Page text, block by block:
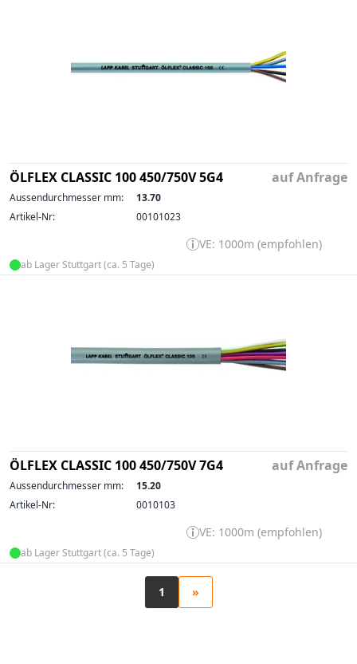
ÖLFLEX CLASSIC 100 450/750V 5G4 auf Anfrage
Aussendurchmesser mm:
13.70
Artikel-Nr:
00101023
VE: 1000m (empfohlen)
ab Lager Stuttgart (ca. 5 Tage)
ÖLFLEX CLASSIC 100 450/750V 7G4 auf Anfrage
Aussendurchmesser mm:
15.20
Artikel-Nr:
0010103
VE: 1000m (empfohlen)
ab Lager Stuttgart (ca. 5 Tage)
1 »